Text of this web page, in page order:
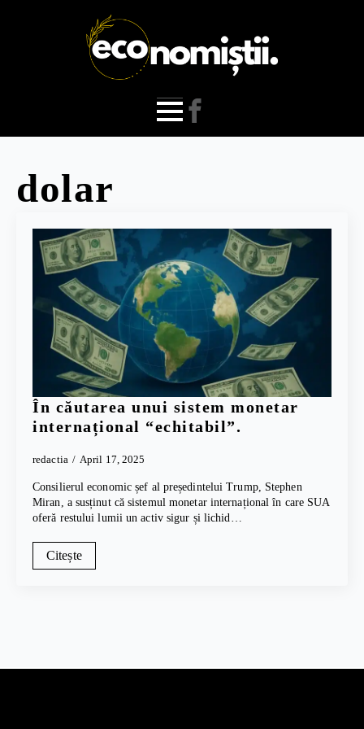
dolar
În căutarea unui sistem monetar
internațional “echitabil”.
redactia April 17, 2025
Consilierul economic șef al președintelui Trump, Stephen
Miran, a susținut că sistemul monetar internațional în care SUA
oferă restului lumii un activ sigur și lichid…
Citește